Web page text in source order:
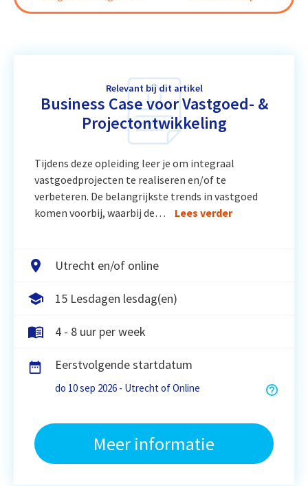
Relevant bij dit artikel
Business Case voor Vastgoed- &
Projectontwikkeling
Tijdens deze opleiding leer je om integraal
vastgoedprojecten te realiseren en/of te
verbeteren. De belangrijkste trends in vastgoed
komen voorbij, waarbij de…
Lees verder
Utrecht en/of online
15 Lesdagen lesdag(en)
4 - 8 uur per week
Eerstvolgende startdatum
do 10 sep 2026 - Utrecht of Online
Meer informatie